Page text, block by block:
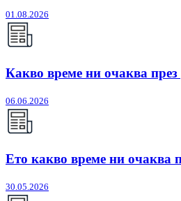
01.08.2026
Какво време ни очаква през
06.06.2026
Ето какво време ни очаква
30.05.2026